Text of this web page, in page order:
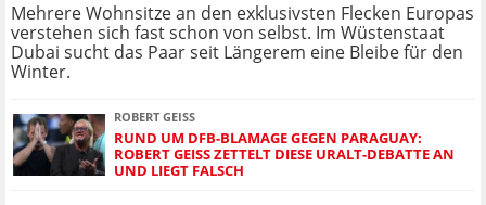
Mehrere Wohnsitze an den exklusivsten Flecken Europas
verstehen sich fast schon von selbst. Im Wüstenstaat
Dubai sucht das Paar seit Längerem eine Bleibe für den
Winter.
ROBERT GEISS
RUND UM DFB-BLAMAGE GEGEN PARAGUAY:
ROBERT GEISS ZETTELT DIESE URALT-DEBATTE AN
UND LIEGT FALSCH